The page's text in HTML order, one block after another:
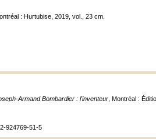
: Hurtubise, 2019, vol., 23 cm.
Armand Bombardier : l'inventeur , Montréal :
924769-51-5